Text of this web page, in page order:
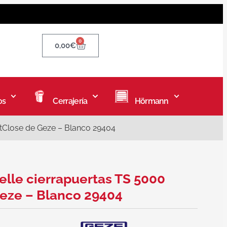
0,00€ 0
Cerrajería Hörmann
de Geze – Blanco 29404
cierrapuertas TS 5000
– Blanco 29404